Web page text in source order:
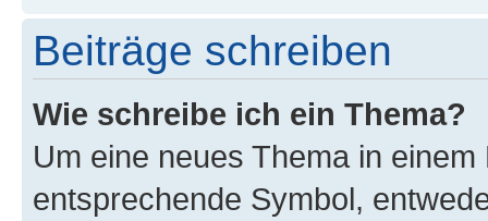
Beiträge schreiben
Wie schreibe ich ein Thema?
Um eine neues Thema in
entsprechende Symbol,